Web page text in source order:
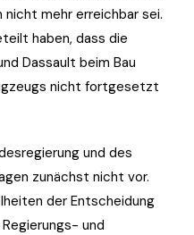
mehr erreichbar sei.
haben, dass die
Dassault beim Bau
nicht fortgesetzt
und des
zunächst nicht vor.
der Entscheidung
und